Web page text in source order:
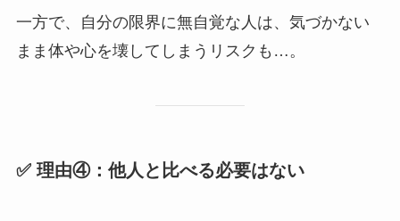
一方で、自分の限界に無自覚な人は、気づかない
まま体や心を壊してしまうリスクも…。
✅ 理由④：他人と比べる必要はない